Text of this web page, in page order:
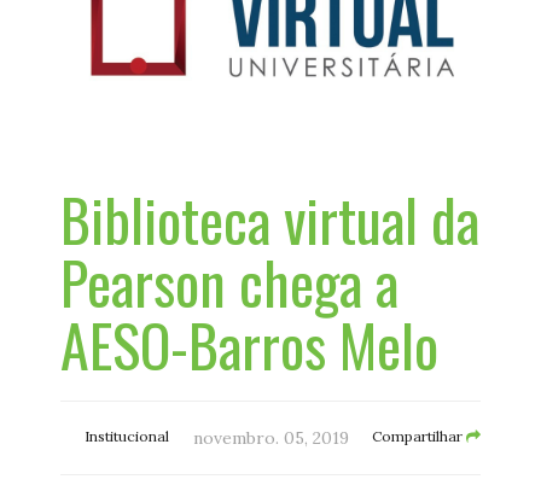
Biblioteca virtual da
Pearson chega a
AESO-Barros Melo
Institucional novembro. 05, 2019 Compartilhar